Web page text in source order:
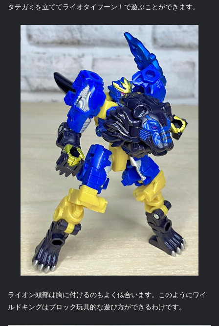
タテガミを立ててライオタイフーン！で遊ぶことができます。
ライオン頭部は胸に付けるのもよく似合います。このようにワイ
ルドキングはブロック玩具的な遊び方ができるわけです。